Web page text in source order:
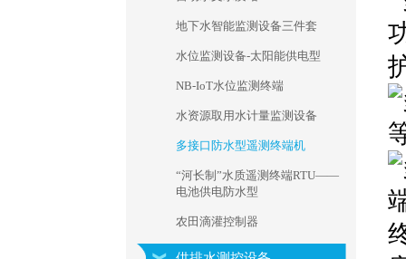
地下水智能监测设备三件套
水位监测设备-太阳能供电型
NB-IoT水位监测终端
水资源取用水计量监测设备
多接口防水型遥测终端机
“河长制”水质遥测终端RTU——
电池供电防水型
农田滴灌控制器